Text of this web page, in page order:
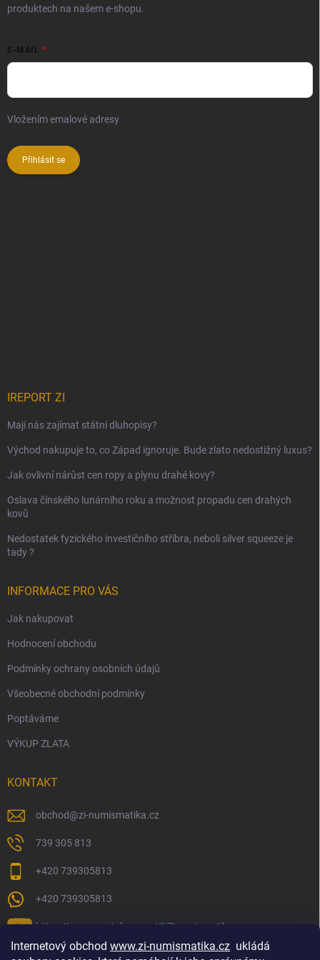
Internetový obchod www.zi-numismatika.cz ukládá
produktech na našem e-shopu.
E-MAIL
Vložením emalové adresy
Přihlásit se
IREPORT ZI
Mají nás zajímat státní dluhopisy?
Východ nakupuje to, co Západ ignoruje. Bude zlato nedostižný luxus?
Jak ovlivní nárůst cen ropy a plynu drahé kovy?
Oslava čínského lunárního roku a možnost propadu cen drahých
kovů
Nedostatek fyzického investičního stříbra, neboli silver squeeze je
tady ?
INFORMACE PRO VÁS
Jak nakupovat
Hodnocení obchodu
Podmínky ochrany osobních údajů
Všeobecné obchodní podmínky
Poptáváme
VÝKUP ZLATA
KONTAKT
obchod@zi-numismatika.cz
739 305 813
+420 739305813
+420 739305813
https://www.youtube.com/@ZInumismatika